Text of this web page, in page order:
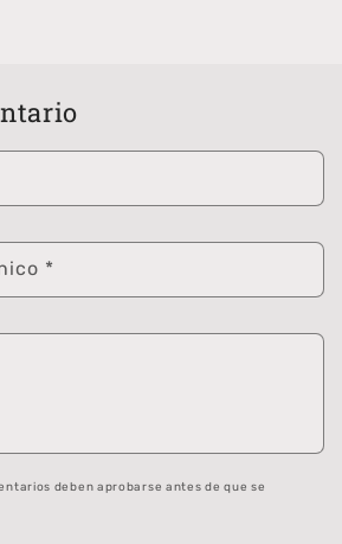
*
deben aprobarse antes de que se